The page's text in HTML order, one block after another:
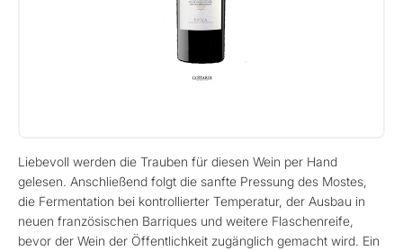
Liebevoll werden die Trauben für diesen Wein per Hand
gelesen. Anschließend folgt die sanfte Pressung des Mostes,
die Fermentation bei kontrollierter Temperatur, der Ausbau in
neuen französischen Barriques und weitere Flaschenreife,
bevor der Wein der Öffentlichkeit zugänglich gemacht wird. Ein